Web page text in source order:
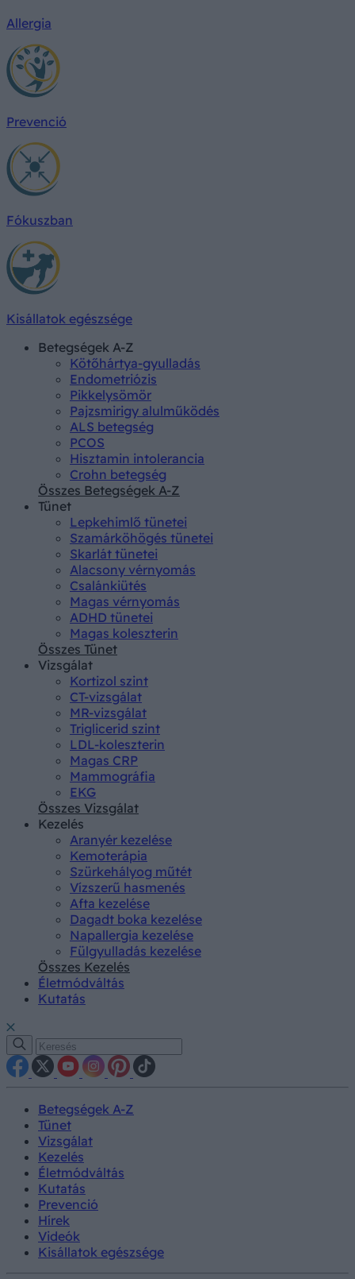
Allergia
Prevenció
Fókuszban
Kisállatok egészsége
Betegségek A-Z
Kötőhártya-gyulladás
Endometriózis
Pikkelysömör
Pajzsmirigy alulműködés
ALS betegség
PCOS
Hisztamin intolerancia
Crohn betegség
Összes Betegségek A-Z
Tünet
Lepkehimlő tünetei
Szamárköhögés tünetei
Skarlát tünetei
Alacsony vérnyomás
Csalánkiütés
Magas vérnyomás
ADHD tünetei
Magas koleszterin
Összes Tünet
Vizsgálat
Kortizol szint
CT-vizsgálat
MR-vizsgálat
Triglicerid szint
LDL-koleszterin
Magas CRP
Mammográfia
EKG
Összes Vizsgálat
Kezelés
Aranyér kezelése
Kemoterápia
Szürkehályog műtét
Vízszerű hasmenés
Afta kezelése
Dagadt boka kezelése
Napallergia kezelése
Fülgyulladás kezelése
Összes Kezelés
Életmódváltás
Kutatás
Betegségek A-Z
Tünet
Vizsgálat
Kezelés
Életmódváltás
Kutatás
Prevenció
Hírek
Videók
Kisállatok egészsége